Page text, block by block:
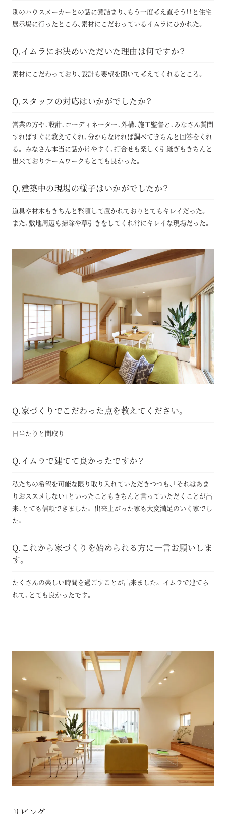
別のハウスメーカーとの話に煮詰まり、もう一度考え直そう！！と住宅
展示場に行ったところ、素材にこだわっているイムラにひかれた。
Q.イムラにお決めいただいた理由は何ですか？
素材にこだわっており、設計も要望を聞いて考えてくれるところ。
Q.スタッフの対応はいかがでしたか？
営業の方や、設計、コーディネーター、外構、施工監督と、みなさん質問
すればすぐに教えてくれ、分からなければ調べてきちんと回答をくれ
る。 みなさん本当に話かけやすく、打合せも楽しく引継ぎもきちんと
出来ておりチームワークもとても良かった。
Q.建築中の現場の様子はいかがでしたか？
道具や材木もきちんと整頓して置かれておりとてもキレイだった。
また、敷地周辺も掃除や草引きをしてくれ常にキレイな現場だった。
Q.家づくりでこだわった点を教えてください。
日当たりと間取り
Q.イムラで建てて良かったですか？
私たちの希望を可能な限り取り入れていただきつつも、「それはあま
りおススメしない」といったこともきちんと言っていただくことが出
来、とても信頼できました。 出来上がった家も大変満足のいく家でし
た。
Q.これから家づくりを始められる方に一言お願いしま
す。
たくさんの楽しい時間を過ごすことが出来ました。 イムラで建てら
れて、とても良かったです。